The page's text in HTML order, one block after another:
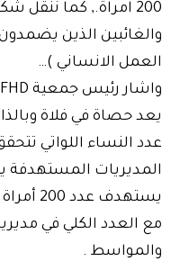
200 امراة., كما ننقل
والغائبين الذين
العمل الانساني )…
يعد حصاة في فلاة
عدد النساء اللواتي
مع العدد الكلي في
والمواسط .